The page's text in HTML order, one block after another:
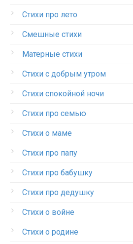
Стихи про лето
Смешные стихи
Матерные стихи
Стихи с добрым утром
Стихи спокойной ночи
Стихи про семью
Стихи о маме
Стихи про папу
Стихи про бабушку
Стихи про дедушку
Стихи о войне
Стихи о родине